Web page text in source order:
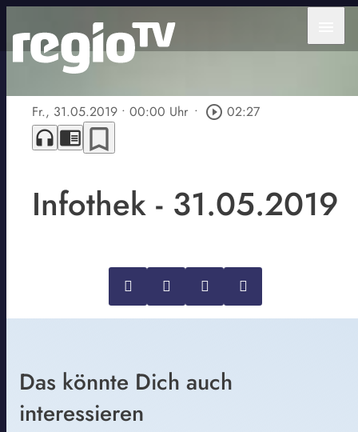
Fr., 31.05.2019 • 00:00 Uhr • play_circle_outline 02:27
headphones chrome_reader_mode bookmark_border
Infothek - 31.05.2019
Das könnte Dich auch
interessieren